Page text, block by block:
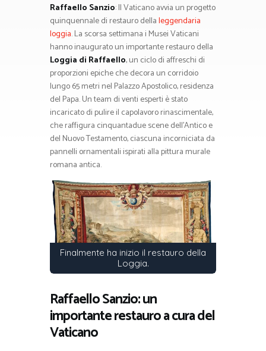
Raffaello Sanzio: Il Vaticano avvia un progetto
quinquennale di restauro dellaleggendaria
loggia. La scorsa settimana i Musei Vaticani
hanno inaugurato un importante restauro della
Loggia di Raffaello, un ciclo di affreschi di
proporzioni epiche che decora un corridoio
lungo 65 metri nel Palazzo Apostolico, residenza
del Papa. Un team di venti esperti è stato
incaricato di pulire il capolavoro rinascimentale,
che raffigura cinquantadue scene dell’Antico e
del Nuovo Testamento, ciascuna incorniciata da
pannelli ornamentali ispirati alla pittura murale
romana antica.
Finalmente ha inizio il restauro della
Loggia.
Raffaello Sanzio: un
importante restauro a cura del
Vaticano